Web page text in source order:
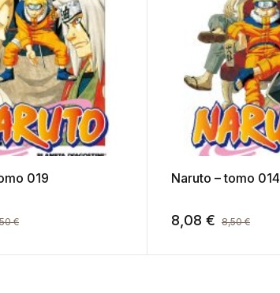
019
€
Naruto – tomo 014
8,08 € 8,50€